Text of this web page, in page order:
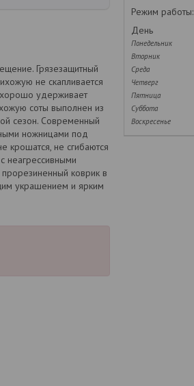
Грязезащитный
не скапливается
хорошо удерживает
соты выполнен из
сезон. Современный
ножницами под
крошатся, не сгибаются
неагрессивными
коврик в
украшением и ярким
Режим работы:
День
Понедельник
Вторник
Среда
Четверг
Пятница
Суббота
Воскресенье